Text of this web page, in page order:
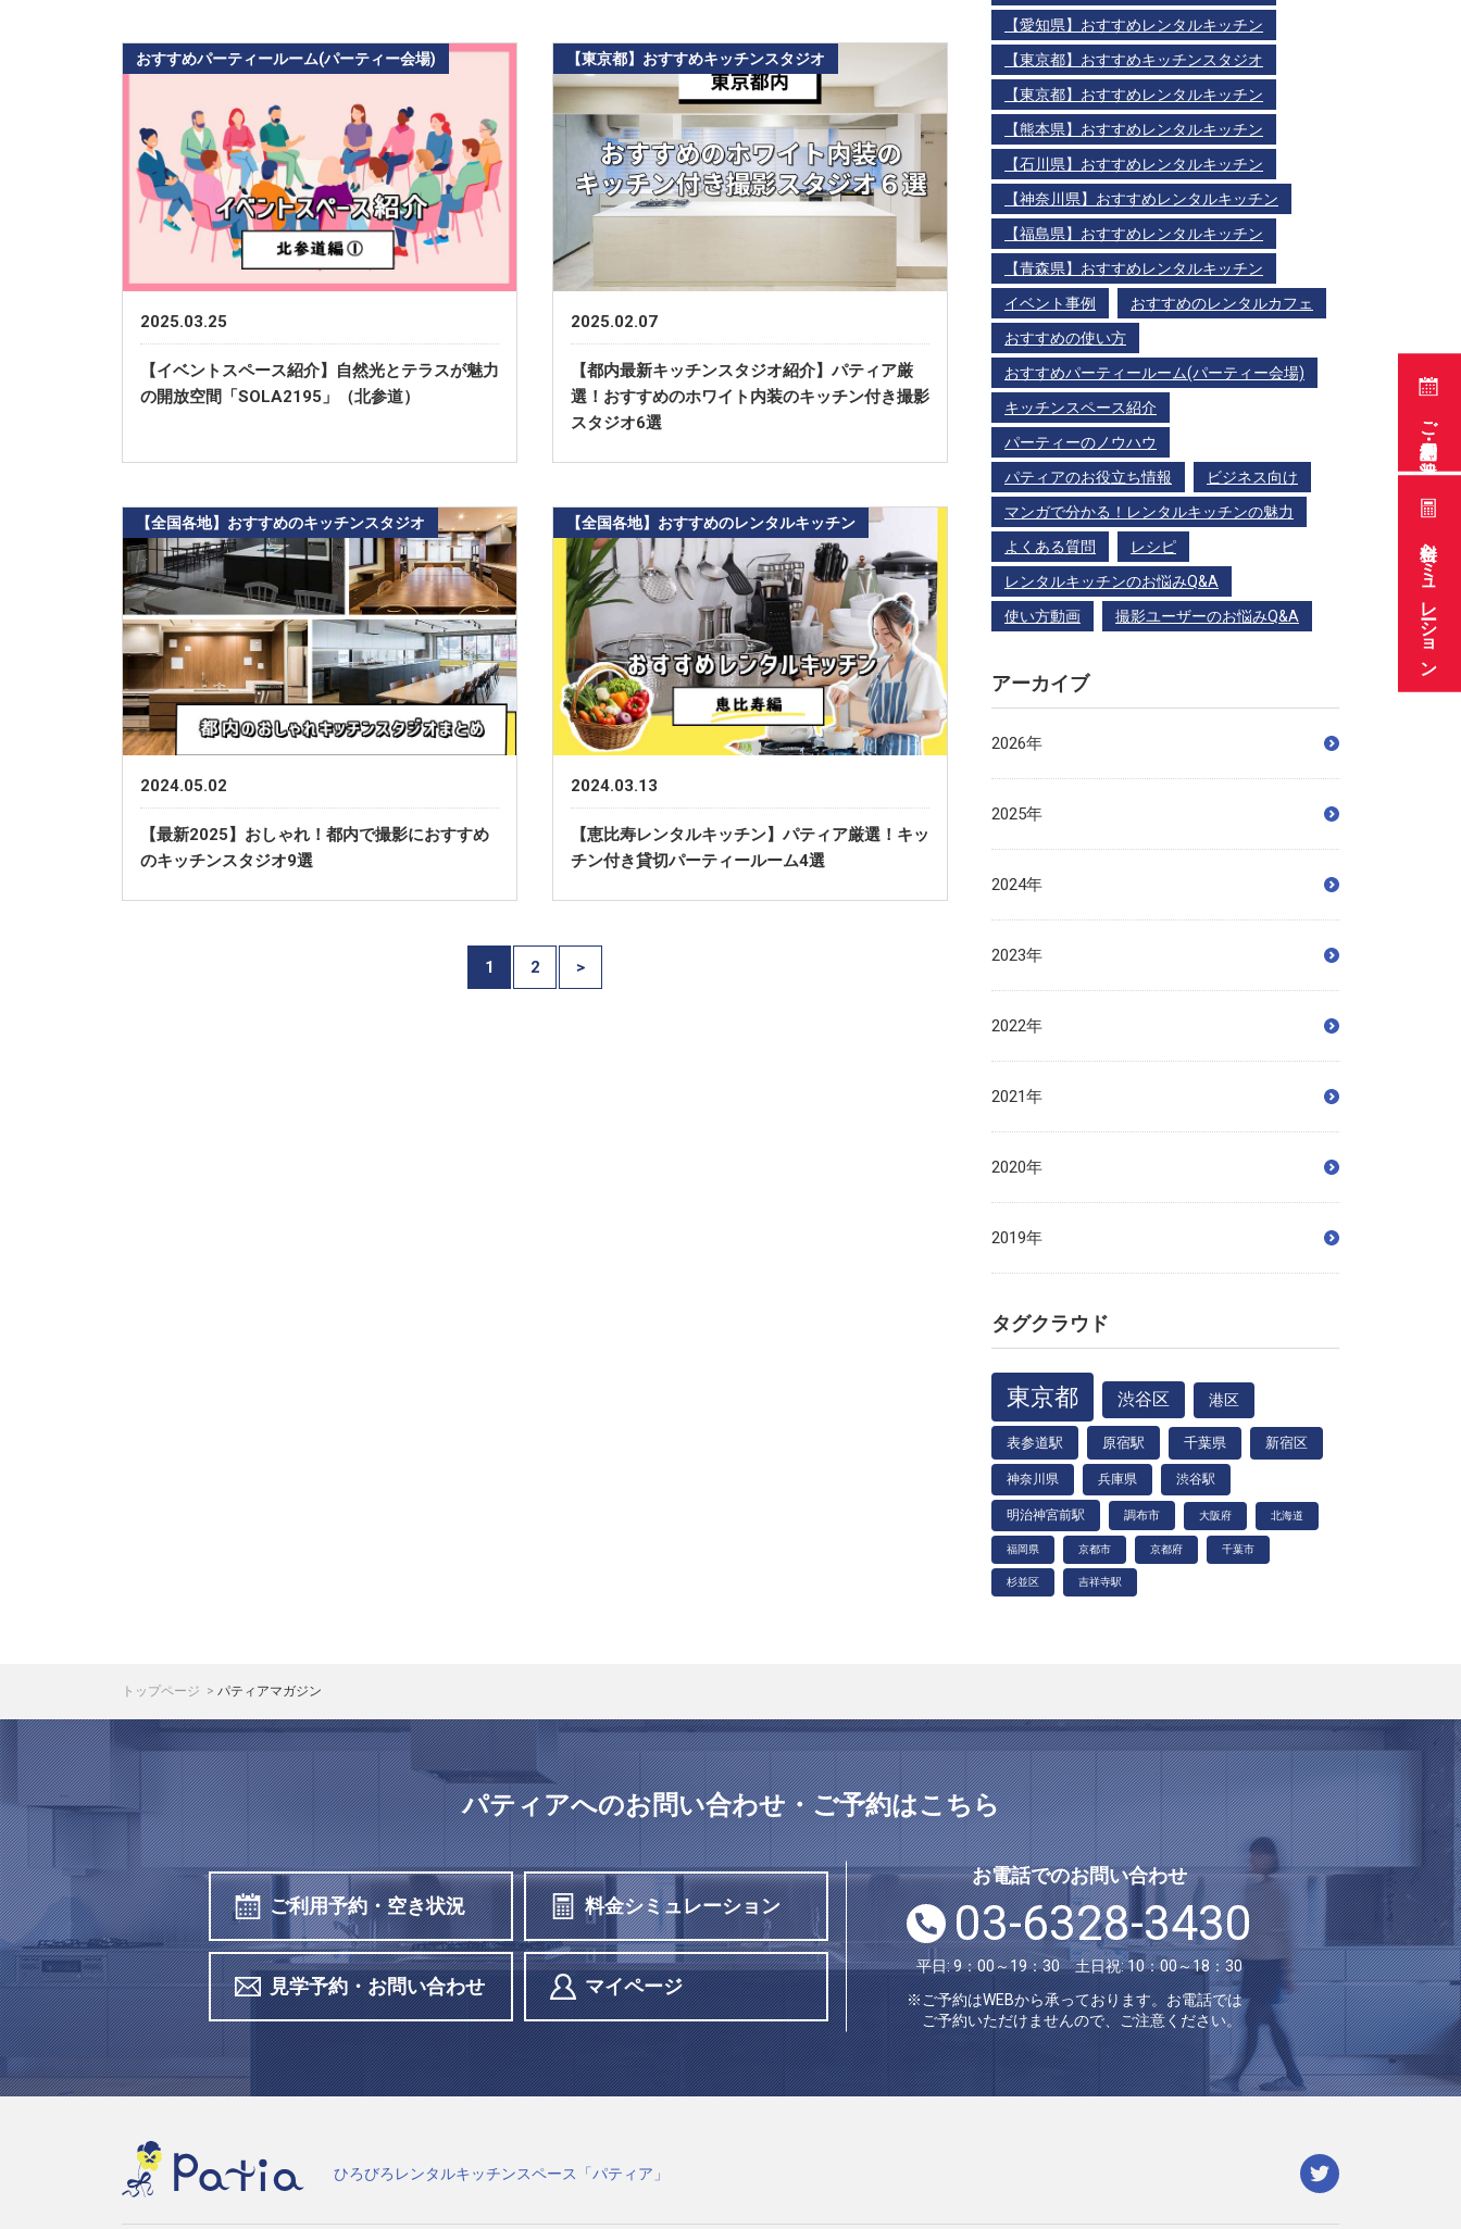
ご利用予約・空き状況
料金シミュレーション
おすすめパーティールーム(パーティー会場)
2025.03.25
【イベントスペース紹介】自然光とテラスが魅力
の開放空間「SOLA2195」（北参道）
【東京都】おすすめキッチンスタジオ
2025.02.07
【都内最新キッチンスタジオ紹介】パティア厳
選！おすすめのホワイト内装のキッチン付き撮影
スタジオ6選
【全国各地】おすすめのキッチンスタジオ
2024.05.02
【最新2025】おしゃれ！都内で撮影におすすめ
のキッチンスタジオ9選
【全国各地】おすすめのレンタルキッチン
2024.03.13
【恵比寿レンタルキッチン】パティア厳選！キッ
チン付き貸切パーティールーム4選
1 2 >
【愛知県】おすすめレンタルキッチン
【東京都】おすすめキッチンスタジオ
【東京都】おすすめレンタルキッチン
【熊本県】おすすめレンタルキッチン
【石川県】おすすめレンタルキッチン
【神奈川県】おすすめレンタルキッチン
【福島県】おすすめレンタルキッチン
【青森県】おすすめレンタルキッチン
イベント事例
おすすめのレンタルカフェ
おすすめの使い方
おすすめパーティールーム(パーティー会場)
キッチンスペース紹介
パーティーのノウハウ
パティアのお役立ち情報
ビジネス向け
マンガで分かる！レンタルキッチンの魅力
よくある質問
レシピ
レンタルキッチンのお悩みQ&A
使い方動画
撮影ユーザーのお悩みQ&A
アーカイブ
2026年
2025年
2024年
2023年
2022年
2021年
2020年
2019年
タグクラウド
東京都 渋谷区 港区
表参道駅 原宿駅 千葉県 新宿区
神奈川県 兵庫県 渋谷駅
明治神宮前駅 調布市 大阪府 北海道
福岡県 京都市 京都府 千葉市
杉並区 吉祥寺駅
トップページ パティアマガジン
パティアへのお問い合わせ・ご予約はこちら
ご利用予約・空き状況 料金シミュレーション
見学予約・お問い合わせ マイページ
お電話でのお問い合わせ
03-6328-3430
平日: 9：00～19：30 土日祝: 10：00～18：30
※ご予約はWEBから承っております。お電話では
ご予約いただけませんので、ご注意ください。
ひろびろレンタルキッチンスペース「パティア」